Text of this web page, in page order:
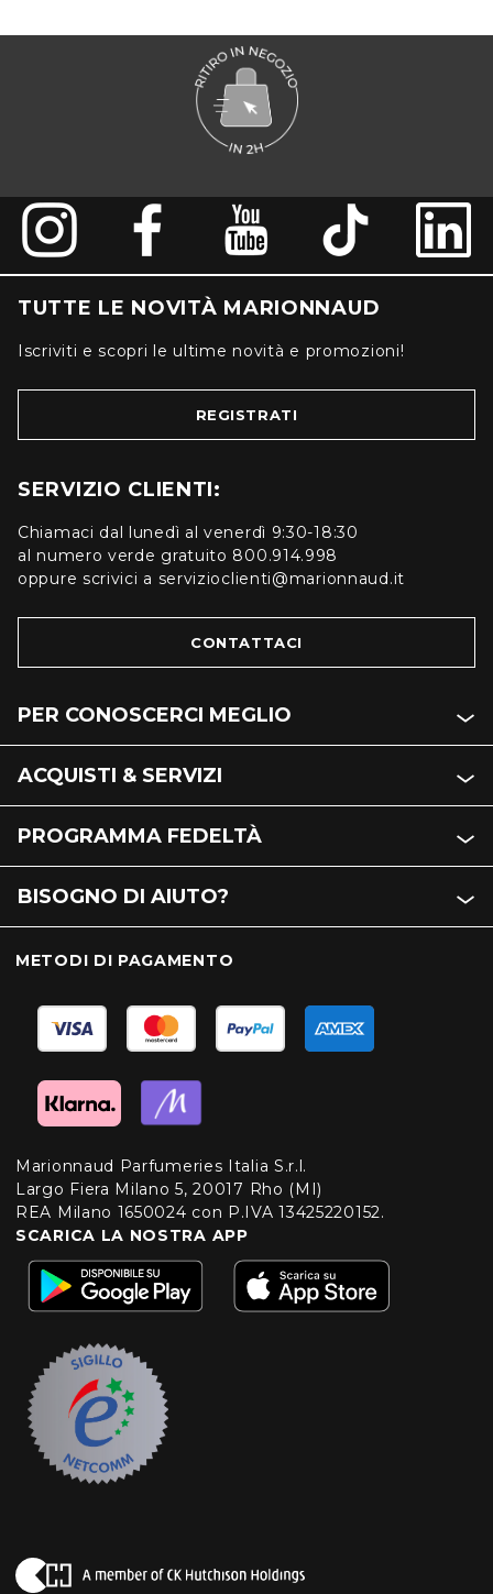
TUTTE LE NOVITÀ MARIONNAUD
Iscriviti e scopri le ultime novità e promozioni!
REGISTRATI
SERVIZIO CLIENTI:
Chiamaci dal lunedì al venerdì 9:30-18:30
al numero verde gratuito 800.914.998
oppure scrivici a servizioclienti@marionnaud.it
CONTATTACI
PER CONOSCERCI MEGLIO
ACQUISTI & SERVIZI
PROGRAMMA FEDELTÀ
BISOGNO DI AIUTO?
METODI DI PAGAMENTO
Marionnaud Parfumeries Italia S.r.l.
Largo Fiera Milano 5, 20017 Rho (MI)
REA Milano 1650024 con P.IVA 13425220152.
SCARICA LA NOSTRA APP